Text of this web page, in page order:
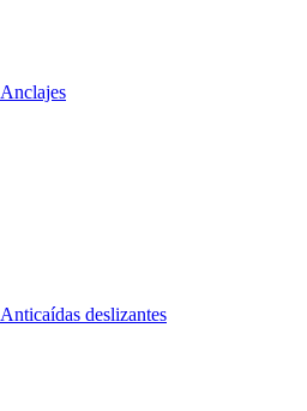
Anclajes
Anticaídas deslizantes